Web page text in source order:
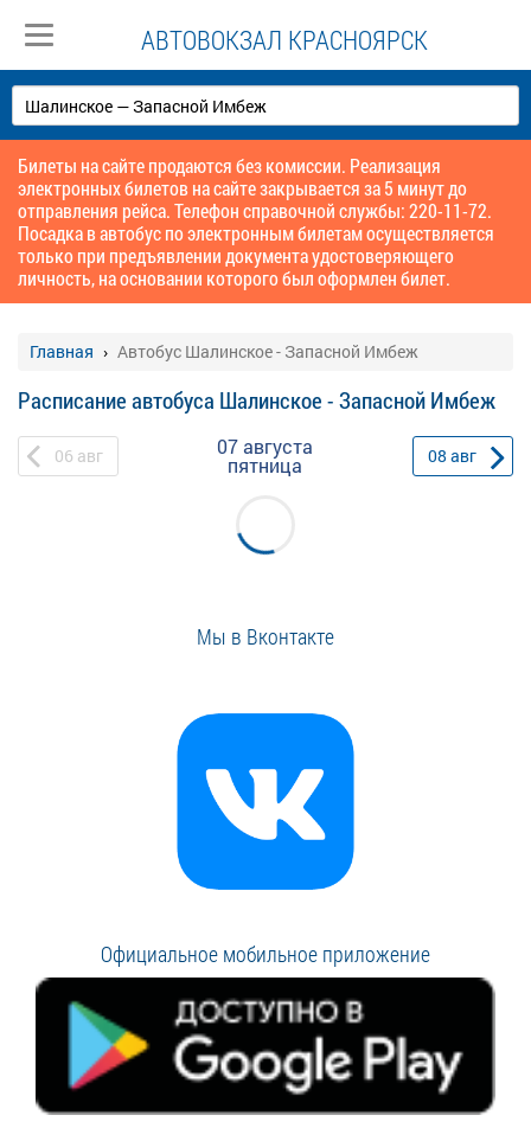
АВТОВОКЗАЛ КРАСНОЯРСК
Билеты на сайте продаются без комиссии. Реализация
электронных билетов на сайте закрывается за 5 минут до
отправления рейса. Телефон справочной службы: 220-11-72.
Посадка в автобус по электронным билетам осуществляется
только при предъявлении документа удостоверяющего
личность, на основании которого был оформлен билет.
Главная Автобус Шалинское - Запасной Имбеж
Расписание автобуса Шалинское - Запасной Имбеж
06 авг 07 августа
пятница 08 авг
Мы в Вконтакте
Официальное мобильное приложение